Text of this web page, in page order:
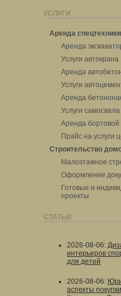
УСЛУГИ
Аренда спецтехники
Аренда
Услуги автокрана
Аренда
Услуги
Аренда
Услуги самосвала
Аренда бортовой
Прайс на услуги
Строительство
Малоэтажное
Оформление
Готовые и
проекты
СТАТЬИ
2026-08-06:
интерьеров
для детей
2026-08-06:
аспекты